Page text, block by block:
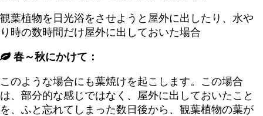
観葉植物を日光浴をさせようと屋外に出したり、水や
り時の数時間だけ屋外に出しておいた場合
春～秋にかけて：
このような場合にも葉焼けを起こします。この場合
は、部分的な感じではなく、屋外に出しておいたこと
を、ふと忘れてしまった数日後から、観葉植物の葉が